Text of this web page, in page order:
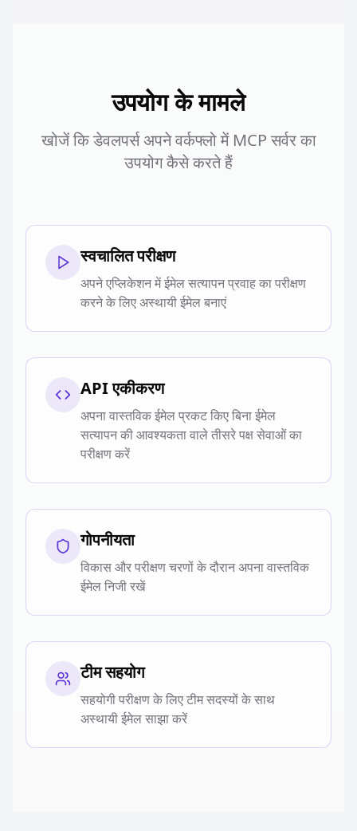
उपयोग के मामले
खोजें कि डेवलपर्स अपने वर्कफ्लो में MCP सर्वर का
उपयोग कैसे करते हैं
स्वचालित परीक्षण
अपने एप्लिकेशन में ईमेल सत्यापन प्रवाह का परीक्षण
करने के लिए अस्थायी ईमेल बनाएं
API एकीकरण
अपना वास्तविक ईमेल प्रकट किए बिना ईमेल
सत्यापन की आवश्यकता वाले तीसरे पक्ष सेवाओं का
परीक्षण करें
गोपनीयता
विकास और परीक्षण चरणों के दौरान अपना वास्तविक
ईमेल निजी रखें
टीम सहयोग
सहयोगी परीक्षण के लिए टीम सदस्यों के साथ
अस्थायी ईमेल साझा करें